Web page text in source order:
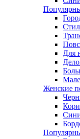
Для
Женские